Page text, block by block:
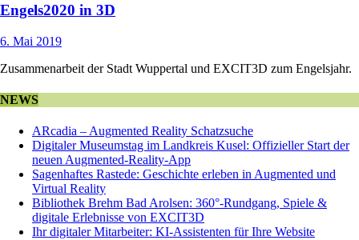
Engels2020 in 3D
6. Mai 2019
Zusammenarbeit der Stadt Wuppertal und EXCIT3D zum Engelsjahr.
NEWS
ARcadia – Augmented Reality Schatzsuche
Digitaler Museumstag im Landkreis Kusel: Offizieller Start der
neuen Augmented-Reality-App
Sagenhaftes Rastede: Geschichte erleben in Augmented und
Virtual Reality
Bibliothek Brehm Bad Arolsen: 360°-Rundgang, Spiele &
digitale Erlebnisse von EXCIT3D
Ihr digitaler Mitarbeiter: KI-Assistenten für Ihre Website